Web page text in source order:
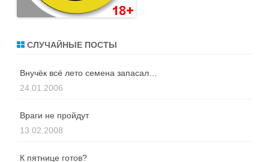
СЛУЧАЙНЫЕ ПОСТЫ
Внучёк всё лето семена запасал…
24.01.2006
Враги не пройдут
13.02.2008
К пятнице готов?